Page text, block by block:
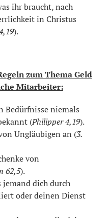
ihr braucht, nach
in Christus
).
zum Thema Geld
Mitarbeiter:
Bedürfnisse niemals
(Philipper 4,19).
Ungläubigen an (3.
von
62,5).
jemand dich durch
oder deinen Dienst